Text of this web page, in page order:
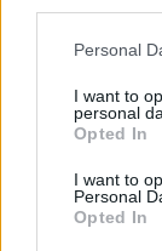
Personal
I want to
personal
Opted In
I want to
Personal
Opted In